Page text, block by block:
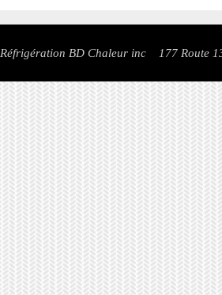
Réfrigération BD Chaleur inc 177 Route